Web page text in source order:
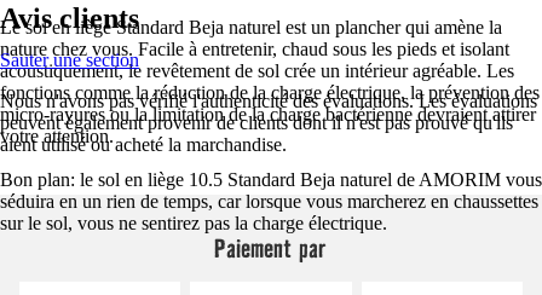
Le sol en liège Standard Beja naturel est un plancher qui amène la
nature chez vous. Facile à entretenir, chaud sous les pieds et isolant
acoustiquement, le revêtement de sol crée un intérieur agréable. Les
fonctions comme la réduction de la charge électrique, la prévention des
micro-rayures ou la limitation de la charge bactérienne devraient attirer
votre attention.
Bon plan: le sol en liège 10.5 Standard Beja naturel de AMORIM vous
séduira en un rien de temps, car lorsque vous marcherez en chaussettes
sur le sol, vous ne sentirez pas la charge électrique.
Avis clients
Sauter une section
Nous n'avons pas vérifié l'authenticité des évaluations. Les évaluations
peuvent également provenir de clients dont il n'est pas prouvé qu'ils
aient utilisé ou acheté la marchandise.
Paiement par